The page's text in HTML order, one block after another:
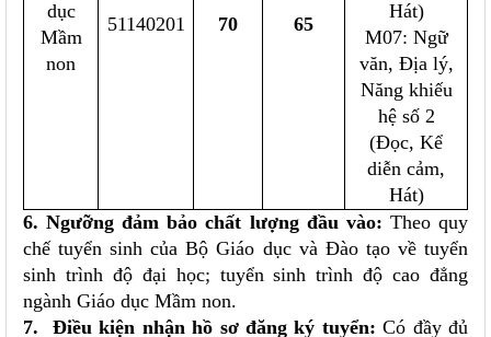
dục
Mầm
non
51140201 70 65
Hát)
M07: Ngữ
văn, Địa lý,
Năng khiếu
hệ số 2
(Đọc, Kể
diễn cảm,
Hát)
6. Ngưỡng đảm bảo chất lượng đầu vào: Theo quy
chế tuyển sinh của Bộ Giáo dục và Đào tạo về tuyển
sinh trình độ đại học; tuyển sinh trình độ cao đẳng
ngành Giáo dục Mầm non.
7. Điều kiện nhận hồ sơ đăng ký tuyển:Có đầy đủ